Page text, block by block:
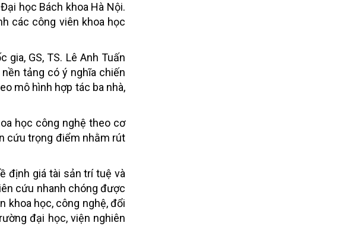
học Bách khoa Hà Nội.
các công viên khoa học
GS, TS. Lê Anh Tuấn
tảng có ý nghĩa chiến
mô hình hợp tác ba nhà,
học công nghệ theo cơ
cứu trọng điểm nhằm rút
định giá tài sản trí tuệ và
cứu nhanh chóng được
khoa học, công nghệ, đổi
đại học, viện nghiên